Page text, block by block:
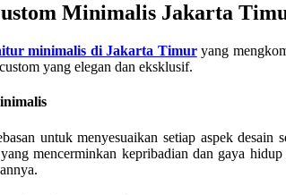
Minimalis Jakarta
minimalis di Jakarta Timuryang
yang elegan dan eksklusif.
untuk menyesuaikan setiap aspek
mencerminkan kepribadian dan gaya